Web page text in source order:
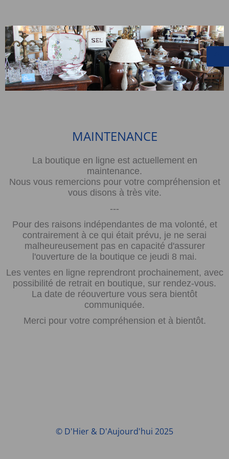
MAINTENANCE
La boutique en ligne est actuellement en
maintenance.
Nous vous remercions pour votre compréhension et
vous disons à très vite.
---
Pour des raisons indépendantes de ma volonté, et
contrairement à ce qui était prévu, je ne serai
malheureusement pas en capacité d'assurer
l'ouverture de la boutique ce jeudi 8 mai.
Les ventes en ligne reprendront prochainement, avec
possibilité de retrait en boutique, sur rendez-vous.
La date de réouverture vous sera bientôt
communiquée.
Merci pour votre compréhension et à bientôt.
© D'Hier & D'Aujourd'hui 2025